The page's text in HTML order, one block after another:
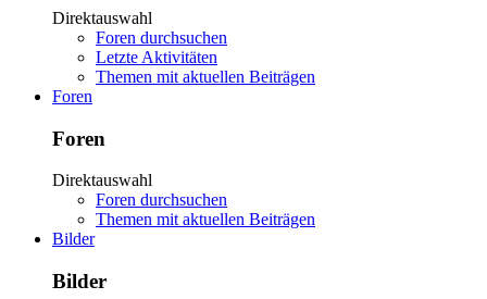
Direktauswahl
Foren durchsuchen
Letzte Aktivitäten
Themen mit aktuellen Beiträgen
Foren
Foren
Direktauswahl
Foren durchsuchen
Themen mit aktuellen Beiträgen
Bilder
Bilder